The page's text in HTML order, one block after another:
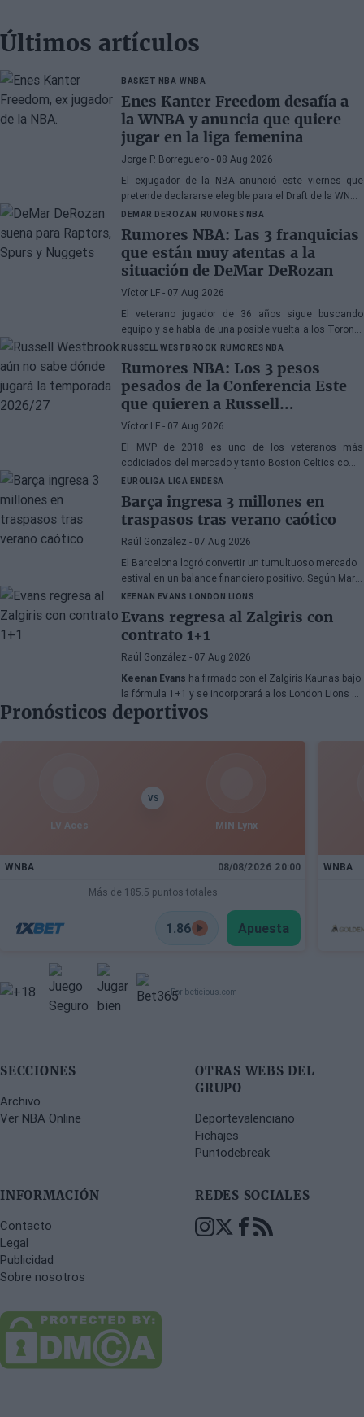
Últimos artículos
BASKET NBA WNBA
Enes Kanter Freedom desafía a
la WNBA y anuncia que quiere
jugar en la liga femenina
Jorge P. Borreguero - 08 Aug 2026
El exjugador de la NBA anunció este viernes que
pretende declararse elegible para el Draft de la WNBA
de 2027
DEMAR DEROZAN RUMORES NBA
Rumores NBA: Las 3 franquicias
que están muy atentas a la
situación de DeMar DeRozan
Víctor LF - 07 Aug 2026
El veterano jugador de 36 años sigue buscando
equipo y se habla de una posible vuelta a los Toronto
Raptors o San Antonio Spurs, mientras Denver
Nuggets también forma parte de la ecuación
RUSSELL WESTBROOK RUMORES NBA
Rumores NBA: Los 3 pesos
pesados de la Conferencia Este
que quieren a Russell
Westbrook
Víctor LF - 07 Aug 2026
El MVP de 2018 es uno de los veteranos más
codiciados del mercado y tanto Boston Celtics como
Cleveland Cavaliers y Detroit Pistons estarían
interesados en hacerse con sus servicios
EUROLIGA LIGA ENDESA
Barça ingresa 3 millones en
traspasos tras verano caótico
Raúl González - 07 Aug 2026
El Barcelona logró convertir un tumultuoso mercado
estival en un balance financiero positivo. Según Marc
Mundet, la sección azulgrana ingresó cerca de tres
millones de euros procedentes de salidas de
jugadores, a pesar de un proceso de transferencias
marcado por la incertidumbre y los cambios de
última hora.
KEENAN EVANS LONDON LIONS
Evans regresa al Zalgiris con
contrato 1+1
Raúl González - 07 Aug 2026
Keenan Evans ha firmado con el Zalgiris Kaunas bajo
la fórmula 1+1 y se incorporará a los London Lions en
calidad de cedido durante la temporada 2026/27. El
base estadounidense continúa su proceso de
recuperación tras las lesiones sufridas en los
Pronósticos deportivos
LV Aces
VS
MIN Lynx
WNBA 08/08/2026 20:00
Más de 185.5 puntos totales
1.86 Apuesta
WNBA
Por beticious.com
SECCIONES
Archivo
Ver NBA Online
OTRAS WEBS DEL
GRUPO
Deportevalenciano
Fichajes
Puntodebreak
INFORMACIÓN
Contacto
Legal
Publicidad
Sobre nosotros
REDES SOCIALES